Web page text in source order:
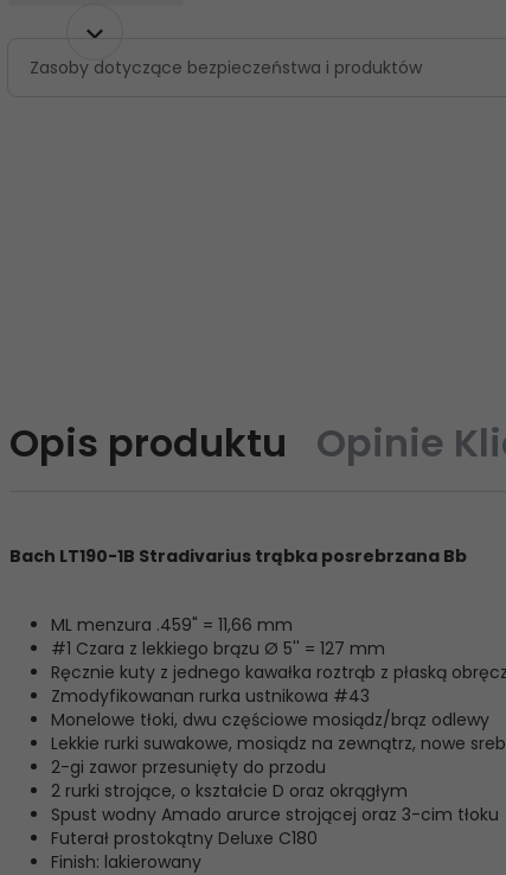
Zasoby dotyczące bezpieczeństwa i produktów
Opis produktu Opinie
Bach LT190-1B Stradivarius trąbka posrebrzana Bb
ML menzura .459" = 11,66 mm
#1 Czara z lekkiego brązu Ø 5'' = 127 mm
Ręcznie kuty z jednego kawałka roztrąb z płaską
Zmodyfikowanan rurka ustnikowa #43
Monelowe tłoki, dwu częściowe mosiądz/brąz odlewy
Lekkie rurki suwakowe, mosiądz na zewnątrz, nowe
2-gi zawor przesunięty do przodu
2 rurki strojące, o kształcie D oraz okrągłym
Spust wodny Amado arurce strojącej oraz 3-cim tłoku
Futerał prostokątny Deluxe C180
Finish: lakierowany